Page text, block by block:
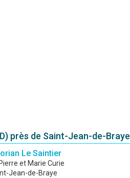
près de Saint-Jean-de-Braye
Le Saintier
Pierre et Marie Curie
Jean-de-Braye